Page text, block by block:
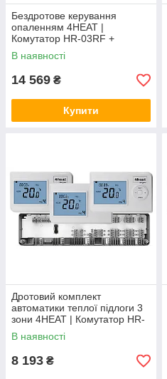
Бездротове керування
опаленням 4HEAT |
Комутатор HR-03RF +
Приймач R06 + Хаб EGW01 +
Привод ATR (8 шт.)
В наявності
14 569 ₴
Купити
Дротовий комплект
автоматики теплої підлоги 3
зони 4HEAT | Комутатор HR-
03C + Терморегулятор HT-02
(3 шт)
В наявності
8 193 ₴